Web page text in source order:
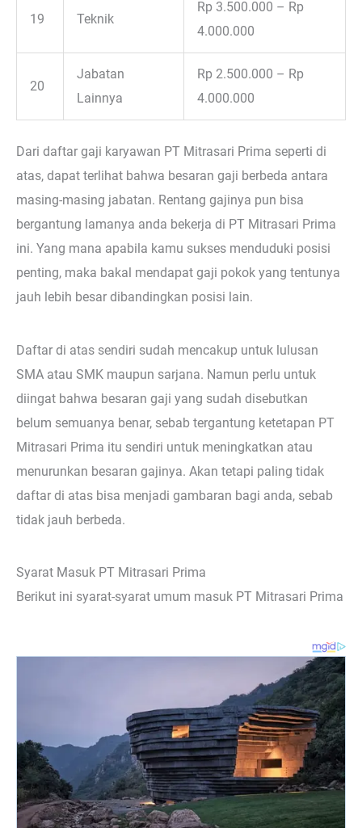
19 Teknik
Rp 3.500.000 – Rp
4.000.000
20
Jabatan
Lainnya
Rp 2.500.000 – Rp
4.000.000
Dari daftar gaji karyawan PT Mitrasari Prima seperti di
atas, dapat terlihat bahwa besaran gaji berbeda antara
masing-masing jabatan. Rentang gajinya pun bisa
bergantung lamanya anda bekerja di PT Mitrasari Prima
ini. Yang mana apabila kamu sukses menduduki posisi
penting, maka bakal mendapat gaji pokok yang tentunya
jauh lebih besar dibandingkan posisi lain.
Daftar di atas sendiri sudah mencakup untuk lulusan
SMA atau SMK maupun sarjana. Namun perlu untuk
diingat bahwa besaran gaji yang sudah disebutkan
belum semuanya benar, sebab tergantung ketetapan PT
Mitrasari Prima itu sendiri untuk meningkatkan atau
menurunkan besaran gajinya. Akan tetapi paling tidak
daftar di atas bisa menjadi gambaran bagi anda, sebab
tidak jauh berbeda.
Syarat Masuk PT Mitrasari Prima
Berikut ini syarat-syarat umum masuk PT Mitrasari Prima